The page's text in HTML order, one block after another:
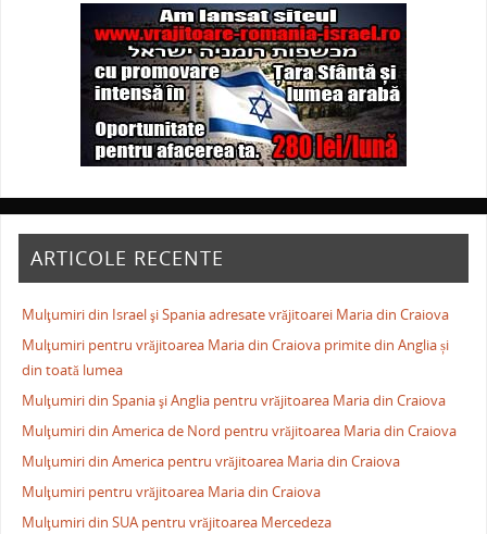
ARTICOLE RECENTE
Mulţumiri din Israel şi Spania adresate vrăjitoarei Maria din Craiova
Mulţumiri pentru vrăjitoarea Maria din Craiova primite din Anglia și
din toată lumea
Mulţumiri din Spania şi Anglia pentru vrăjitoarea Maria din Craiova
Mulţumiri din America de Nord pentru vrăjitoarea Maria din Craiova
Mulţumiri din America pentru vrăjitoarea Maria din Craiova
Mulţumiri pentru vrăjitoarea Maria din Craiova
Mulţumiri din SUA pentru vrăjitoarea Mercedeza